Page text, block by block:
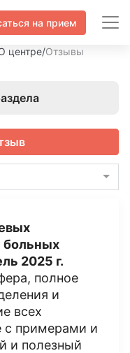
на прием
центре/Отзывы
больных
2025 г.
полное
и
всех
с примерами и
и полезный